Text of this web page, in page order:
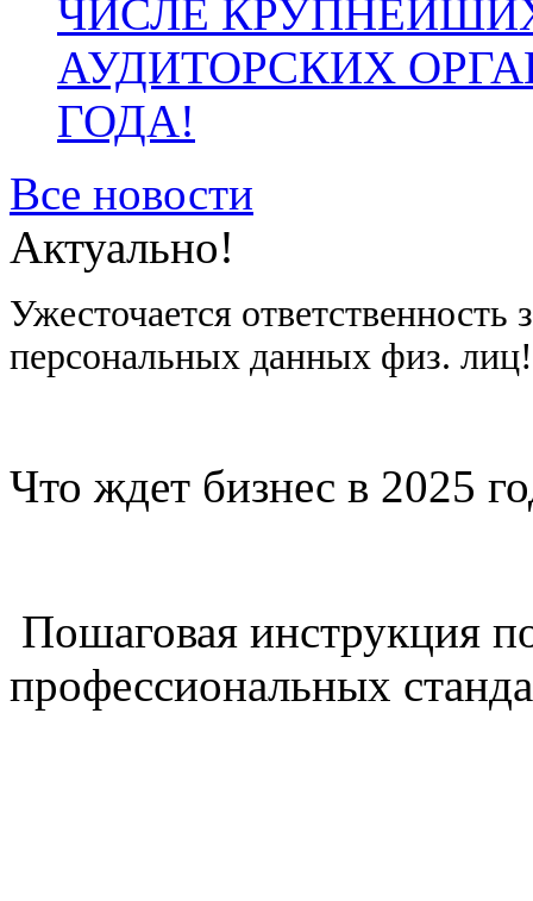
ЧИСЛЕ
АУДИТОРСКИХ
ГОДА!
Все новости
Актуально!
Ужесточается
персональных данных физ.
Что ждет бизнес в 2025
Пошаговая инструкция
профессиональных